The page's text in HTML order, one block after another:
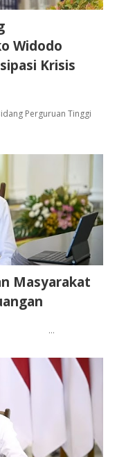
Widodo
Krisis
Perguruan Tinggi
Masyarakat
…